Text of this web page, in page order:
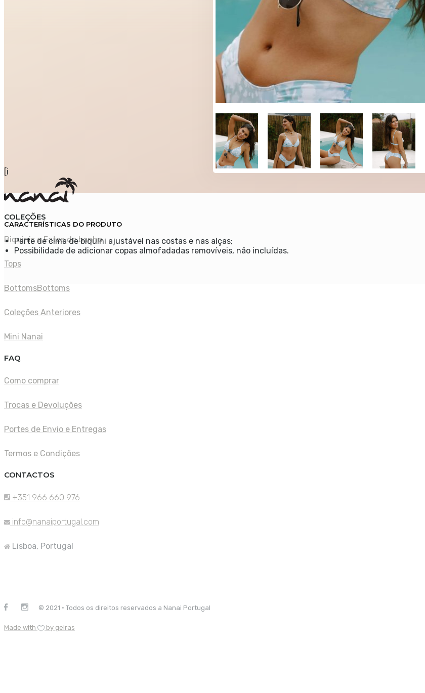
CARACTERÍSTICAS DO PRODUTO
Parte de cima de biquíni ajustável nas costas e nas alças;
Possibilidade de adicionar copas almofadadas removíveis, não incluídas.
[i
COLEÇÕES
Biquinis e Fatos de banho
Tops
BottomsBottoms
Coleções Anteriores
Mini Nanai
FAQ
Como comprar
Trocas e Devoluções
Portes de Envio e Entregas
Termos e Condições
CONTACTOS
+351 966 660 976
info@nanaiportugal.com
Lisboa, Portugal
© 2021 · Todos os direitos reservados a Nanai Portugal
Made with by geiras